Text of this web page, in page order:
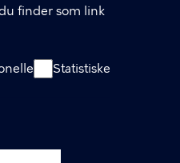
finder som link
Statistiske